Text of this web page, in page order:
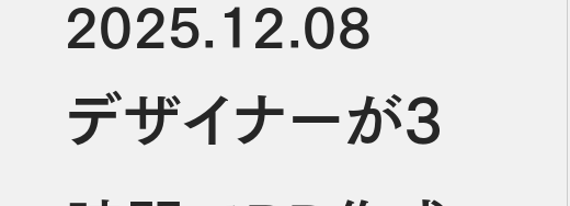
2025.12.08
デザイナーが3